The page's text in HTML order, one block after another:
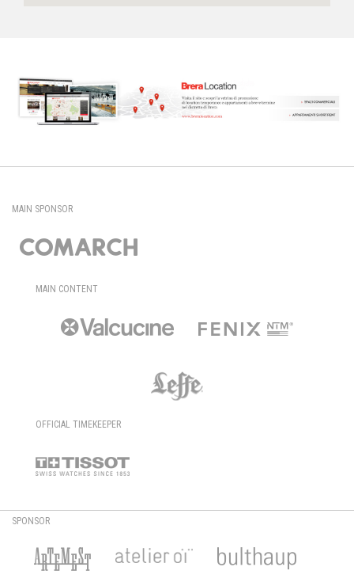
MAIN SPONSOR
MAIN CONTENT
OFFICIAL TIMEKEEPER
SPONSOR